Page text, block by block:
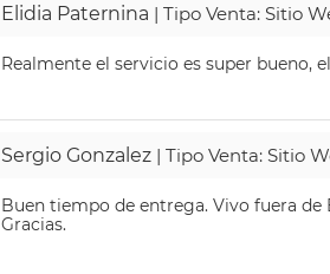
Elidia Paternina | Tipo Venta: Sitio
Realmente el servicio es super bueno,
Sergio Gonzalez | Tipo Venta: Sitio
Buen tiempo de entrega. Vivo fuera de
Gracias.